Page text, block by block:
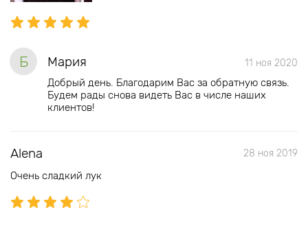
Б Мария 11 ноя 2020
Добрый день. Благодарим Вас за обратную связь.
Будем рады снова видеть Вас в числе наших
клиентов!
Alena 28 ноя 2019
Очень сладкий лук